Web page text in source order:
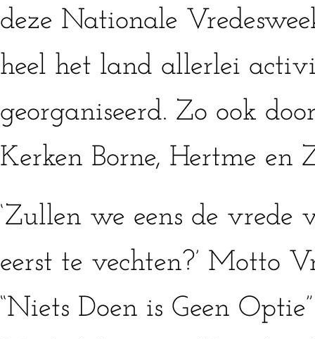
deze Nationale
heel het land allerlei
georganiseerd. Zo ook
Kerken Borne, Hertme en
‘Zullen we eens de vrede
eerst te vechten?’ Motto
“Niets Doen is Geen Optie”